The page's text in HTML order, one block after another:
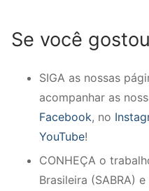
Se você
SIGA as nossas
acompanhar as
Facebook, no
YouTube!
CONHEÇA o
Brasileira (SABRA)